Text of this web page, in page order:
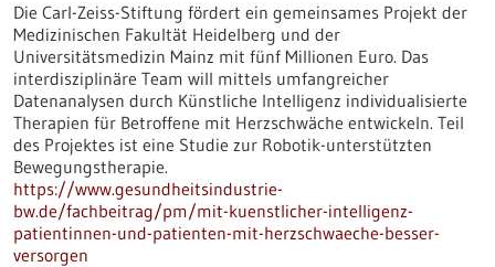
Die Carl-Zeiss-Stiftung fördert ein gemeinsames Projekt der
Medizinischen Fakultät Heidelberg und der
Universitätsmedizin Mainz mit fünf Millionen Euro. Das
interdisziplinäre Team will mittels umfangreicher
Datenanalysen durch Künstliche Intelligenz individualisierte
Therapien für Betroffene mit Herzschwäche entwickeln.​ Teil
des Projektes ist eine Studie zur Robotik-unterstützten
Bewegungstherapie.
https://www.gesundheitsindustrie-
bw.de/fachbeitrag/pm/mit-kuenstlicher-intelligenz-
patientinnen-und-patienten-mit-herzschwaeche-besser-
versorgen